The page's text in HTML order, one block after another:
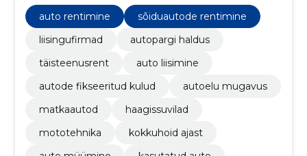
auto rentimine
sõiduautode rentimine
liisingufirmad
autopargi haldus
täisteenusrent
auto liisimine
autode fikseeritud kulud
autoelu mugavus
matkaautod
haagissuvilad
mototehnika
kokkuhoid ajast